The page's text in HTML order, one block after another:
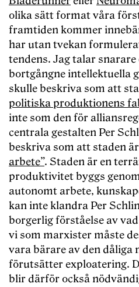
olika sätt format våra
framtiden kommer
har utan tvekan
tendens. Jag talar snarare
bortgångne intellektuella
skulle beskriva som att
politiska produktionens
inte som den för
centrala gestalten Per
beskriva som att staden är
arbete”. Staden är en
produktivitet byggs
autonomt arbete,
kan inte klandra Per
borgerlig förståelse av
vi som marxister måste
vara bärare av den dåliga
förutsätter exploatering.
blir därför också